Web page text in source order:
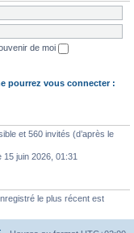
de moi
pourrez vous connecter :
et 560 invités (d’après le
15 juin 2026, 01:31
le plus récent est